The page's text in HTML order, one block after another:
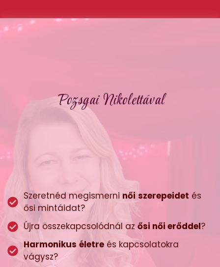
Pozsgai Nikolettával
Szeretnéd megismerni női szerepeidet és
ősi mintáidat?
Újra összekapcsolódnál az ősi női erőddel?
Harmonikus életreés kapcsolatokra
vágysz?